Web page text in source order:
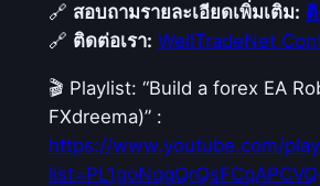
🔗 สอบถามรายละเอียดเพิ่มเติม:
🔗 ติดต่อเรา: WellTradeNet
🎬 Playlist: “Build a forex EA
FXdreema)” :
https://www.youtube.com/